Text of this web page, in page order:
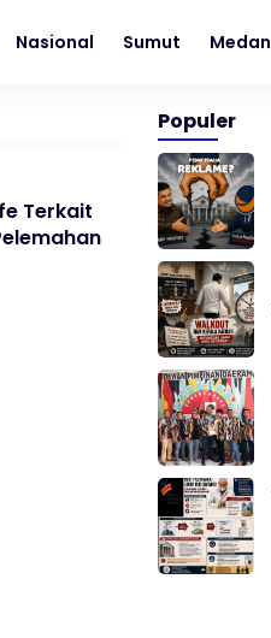
Nasional Sumut Medan
Terkait
Populer